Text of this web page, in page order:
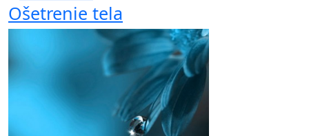
Ošetrenie tela